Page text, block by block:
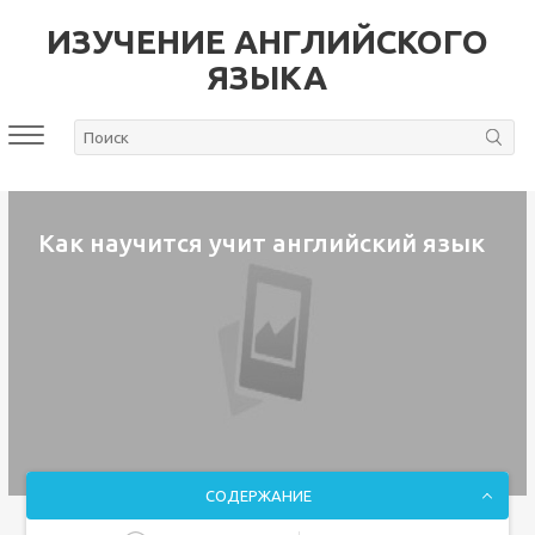
ИЗУЧЕНИЕ АНГЛИЙСКОГО
ЯЗЫКА
Как научится учит английский язык
СОДЕРЖАНИЕ